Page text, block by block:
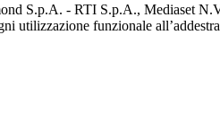
S.p.A. - RTI S.p.A., Mediaset
utilizzazione funzionale